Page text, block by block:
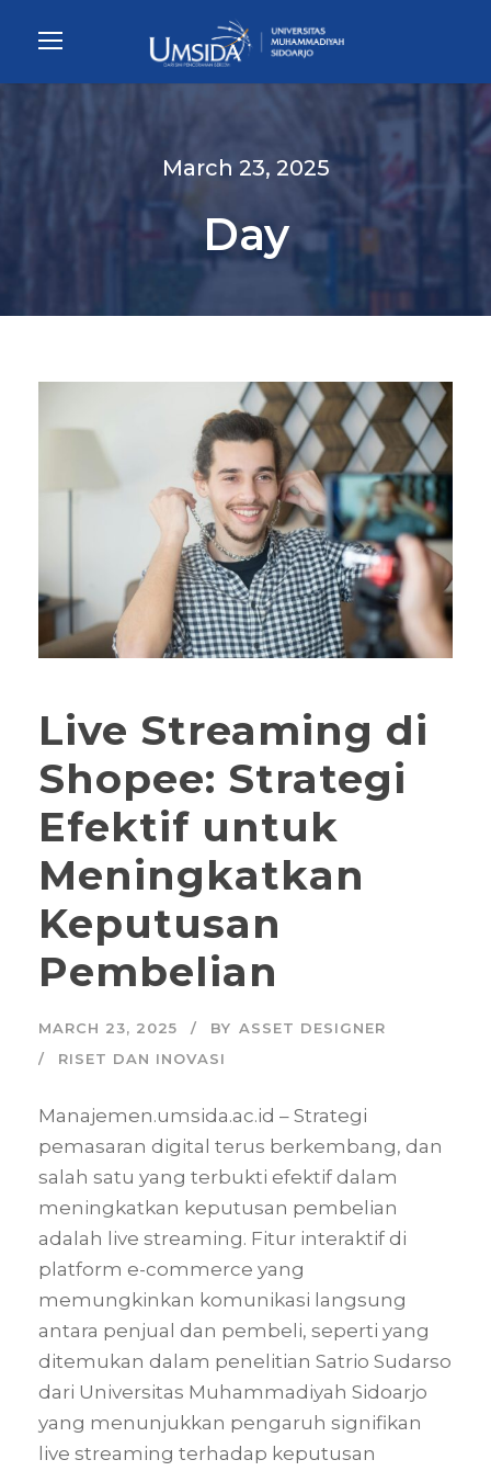
March 23, 2025
Day
Live Streaming di
Shopee: Strategi
Efektif untuk
Meningkatkan
Keputusan
Pembelian
MARCH 23, 2025 BY ASSET DESIGNER
RISET DAN INOVASI
Manajemen.umsida.ac.id – Strategi
pemasaran digital terus berkembang, dan
salah satu yang terbukti efektif dalam
meningkatkan keputusan pembelian
adalah live streaming. Fitur interaktif di
platform e-commerce yang
memungkinkan komunikasi langsung
antara penjual dan pembeli, seperti yang
ditemukan dalam penelitian Satrio Sudarso
dari Universitas Muhammadiyah Sidoarjo
yang menunjukkan pengaruh signifikan
live streaming terhadap keputusan